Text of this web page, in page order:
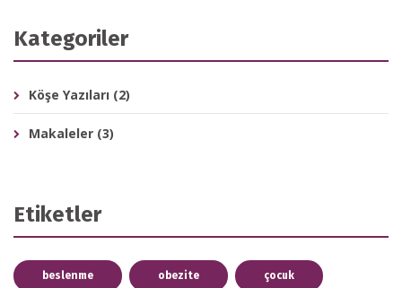
Kategoriler
Köşe Yazıları (2)
Makaleler (3)
Etiketler
beslenme obezite çocuk